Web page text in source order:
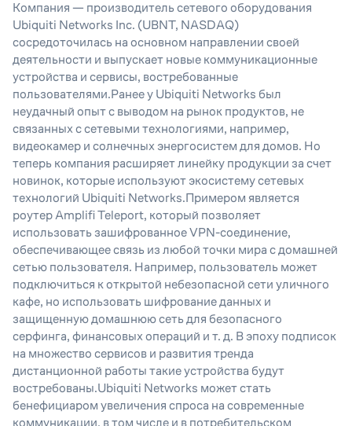
Компания — производитель сетевого оборудования
Ubiquiti Networks Inc. (UBNT, NASDAQ)
сосредоточилась на основном направлении своей
деятельности и выпускает новые коммуникационные
устройства и сервисы, востребованные
пользователями.Ранее у Ubiquiti Networks был
неудачный опыт с выводом на рынок продуктов, не
связанных с сетевыми технологиями, например,
видеокамер и солнечных энергосистем для домов. Но
теперь компания расширяет линейку продукции за счет
новинок, которые используют экосистему сетевых
технологий Ubiquiti Networks.Примером является
роутер Amplifi Teleport, который позволяет
использовать зашифрованное VPN-соединение,
обеспечивающее связь из любой точки мира с домашней
сетью пользователя. Например, пользователь может
подключиться к открытой небезопасной сети уличного
кафе, но использовать шифрование данных и
защищенную домашнюю сеть для безопасного
серфинга, финансовых операций и т. д. В эпоху подписок
на множество сервисов и развития тренда
дистанционной работы такие устройства будут
востребованы.Ubiquiti Networks может стать
бенефициаром увеличения спроса на современные
коммуникации, в том числе и в потребительском